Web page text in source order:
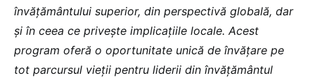
învăţământului superior, din perspectivă globală, dar
şi în ceea ce priveşte implicaţiile locale. Acest
program oferă o oportunitate unică de învățare pe
tot parcursul vieții pentru liderii din învățământul